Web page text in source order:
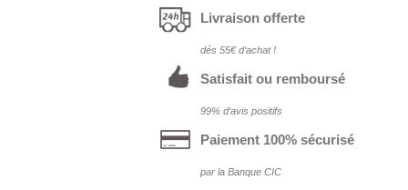
Livraison offerte
dés 55€ d‘achat !
Satisfait ou remboursé
99% d‘avis positifs
Paiement 100% sécurisé
par la Banque CIC